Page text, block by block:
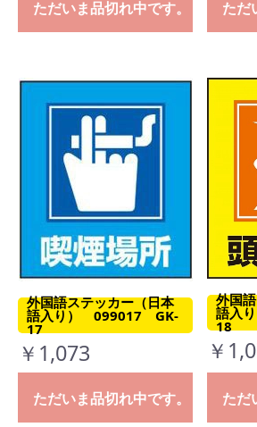
ただいま品切れ中です。 ただ
外国語ステッカー（日本
語入り） 099017 GK-
17
￥1,073
ただいま品切れ中です。
外国
語入
18
￥
ただ